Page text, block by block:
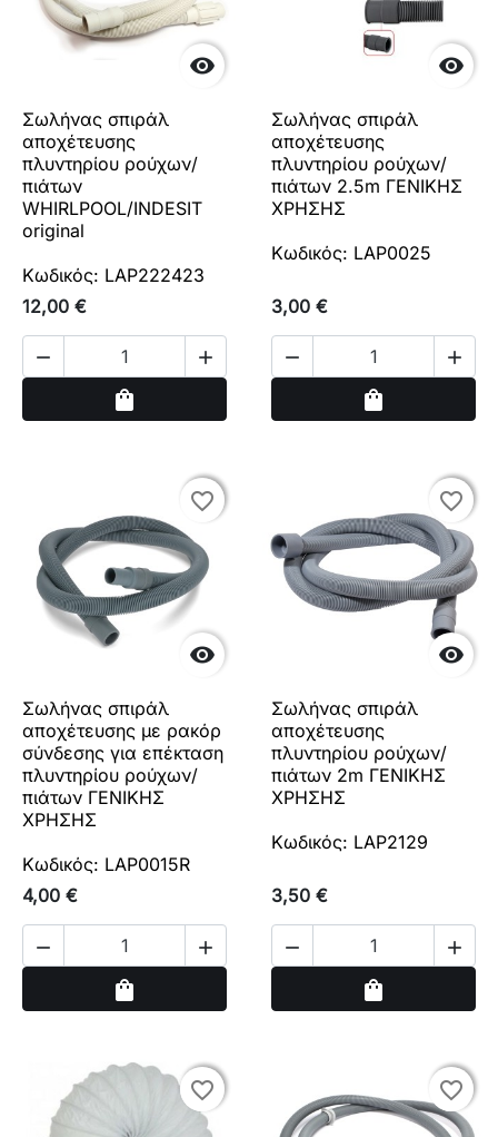

Σωλήνας σπιράλ
αποχέτευσης
πλυντηρίου ρούχων/
πιάτων
WHIRLPOOL/INDESIT
original
Κωδικός: LAP222423
12,00 €
 
shopping_bag

Σωλήνας σπιράλ
αποχέτευσης
πλυντηρίου ρούχων/
πιάτων 2.5m ΓΕΝΙΚΗΣ
ΧΡΗΣΗΣ
Κωδικός: LAP0025
3,00 €
 
shopping_bag

favorite_border
favorite_border
Σωλήνας σπιράλ
αποχέτευσης με ρακόρ
σύνδεσης για επέκταση
πλυντηρίου ρούχων/
πιάτων ΓΕΝΙΚΗΣ
ΧΡΗΣΗΣ
Κωδικός: LAP0015R
4,00 €
 
shopping_bag

favorite_border
favorite_border
Σωλήνας σπιράλ
αποχέτευσης
πλυντηρίου ρούχων/
πιάτων 2m ΓΕΝΙΚΗΣ
ΧΡΗΣΗΣ
Κωδικός: LAP2129
3,50 €
 
shopping_bag
favorite_border
favorite_border favorite_border
favorite_border